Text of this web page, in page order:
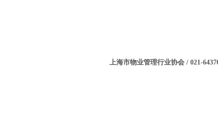
上海市物业管理行业协会 / 021-